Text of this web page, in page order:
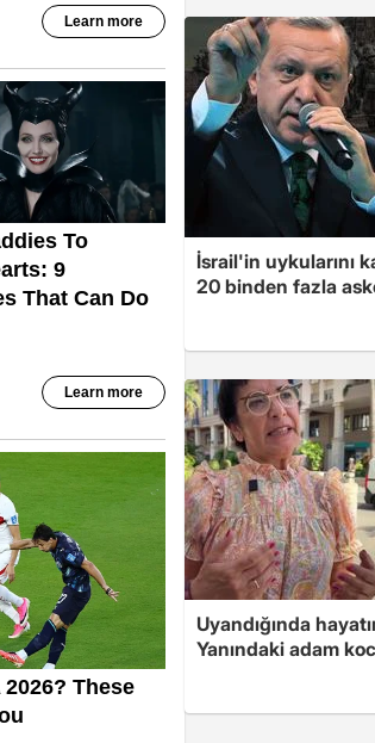
İsrail'in uykularını
20 binden fazla
Uyandığında
Yanındaki adam